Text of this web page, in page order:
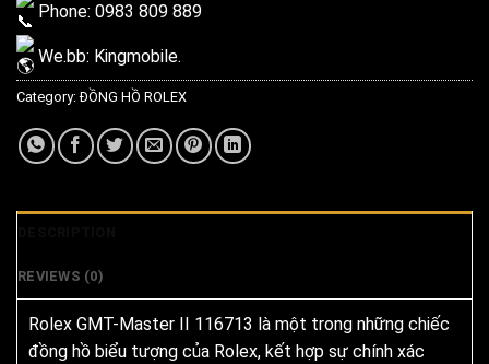
Phone: 0983 809 889
We.bb: Kingmobile.
Category:ĐỒNG HỒ ROLEX
REVIEWS (0)
Rolex GMT-Master II 116713 là một trong những chiếc
đồng hồ biểu tượng của Rolex, kết hợp sự chính xác